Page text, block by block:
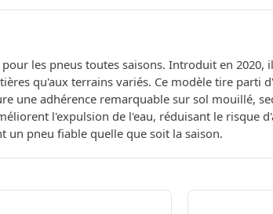
les pneus toutes saisons. Introduit en
qu'aux terrains variés. Ce modèle tire
une adhérence remarquable sur sol mouillé,
l'expulsion de l'eau, réduisant le risque
un pneu fiable quelle que soit la saison.